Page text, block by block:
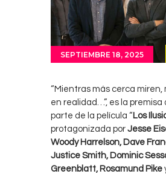
SEPTIEMBRE 18, 2025
“Mientras más cerca miren,
en realidad…”, es la
parte de la película “ Los
protagonizada por Jesse
Woody Harrelson, Dave
Justice Smith, Dominic
Greenblatt, Rosamund Pike